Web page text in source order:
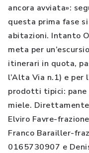
ancora avviata»:
questa prima fase
abitazioni. Intanto
meta per
itinerari in quota,
l’Alta Via n.1) e per
prodotti tipici: pane
miele.
Elviro Favre-
Franco Barailler-
0165730907 e